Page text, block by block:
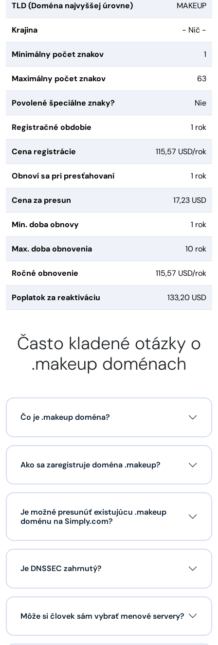
TLD (Doména najvyššej úrovne) MAKEUP
Krajina - Nič -
Minimálny počet znakov 1
Maximálny počet znakov 63
Povolené špeciálne znaky? Nie
Registračné obdobie 1 rok
Cena registrácie 115,57 USD/rok
Obnoví sa pri presťahovaní 1 rok
Cena za presun 17,23 USD
Min. doba obnovy 1 rok
Max. doba obnovenia 10 rok
Ročné obnovenie 115,57 USD/rok
Poplatok za reaktiváciu 133,20 USD
Často kladené otázky o
.makeup doménach
Čo je .makeup doména?
Ako sa zaregistruje doména .makeup?
Je možné presunúť existujúcu .makeup
doménu na Simply.com?
Je DNSSEC zahrnutý?
Môže si človek sám vybrať menové servery?